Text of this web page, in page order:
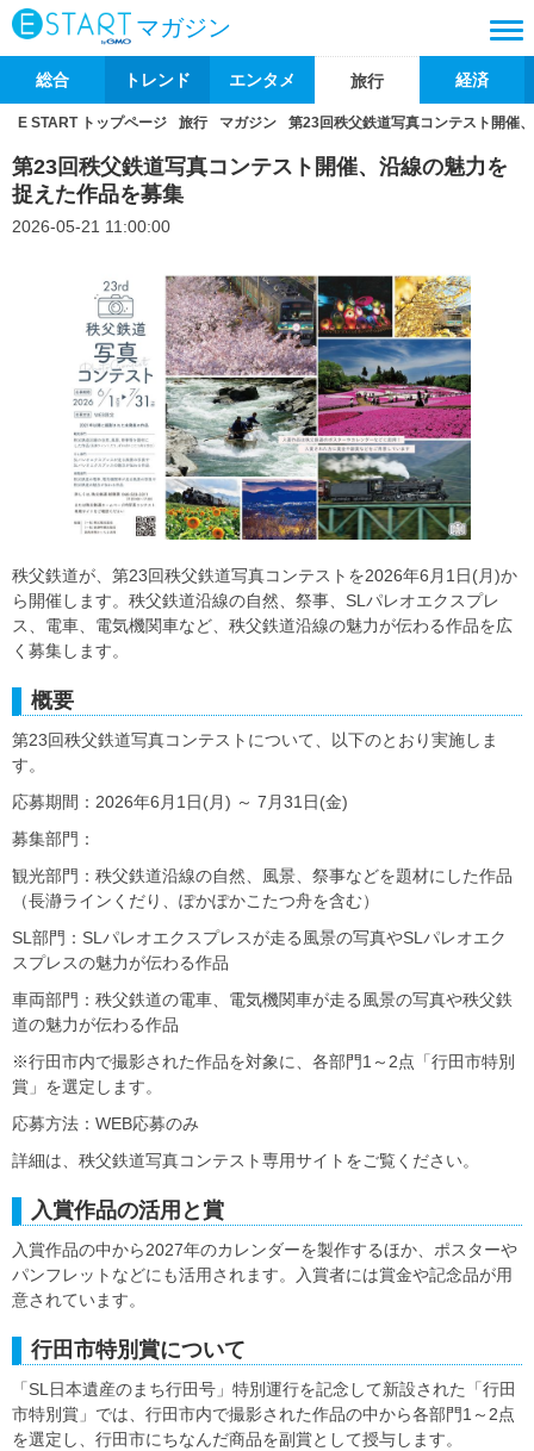
マガジン
総合 トレンド エンタメ 旅行 経済
E START トップページ 旅行 マガジン 第23回秩父鉄道写真コンテスト開催
第23回秩父鉄道写真コンテスト開催、沿線の魅力を
捉えた作品を募集
2026-05-21 11:00:00
秩父鉄道が、第23回秩父鉄道写真コンテストを2026年6月1日(月)か
ら開催します。秩父鉄道沿線の自然、祭事、SLパレオエクスプレ
ス、電車、電気機関車など、秩父鉄道沿線の魅力が伝わる作品を広
く募集します。
概要
第23回秩父鉄道写真コンテストについて、以下のとおり実施しま
す。
応募期間：2026年6月1日(月) ～ 7月31日(金)
募集部門：
観光部門：秩父鉄道沿線の自然、風景、祭事などを題材にした作品
（長瀞ラインくだり、ぽかぽかこたつ舟を含む）
SL部門：SLパレオエクスプレスが走る風景の写真やSLパレオエク
スプレスの魅力が伝わる作品
車両部門：秩父鉄道の電車、電気機関車が走る風景の写真や秩父鉄
道の魅力が伝わる作品
※行田市内で撮影された作品を対象に、各部門1～2点「行田市特別
賞」を選定します。
応募方法：WEB応募のみ
詳細は、秩父鉄道写真コンテスト専用サイトをご覧ください。
入賞作品の活用と賞
入賞作品の中から2027年のカレンダーを製作するほか、ポスターや
パンフレットなどにも活用されます。入賞者には賞金や記念品が用
意されています。
行田市特別賞について
「SL日本遺産のまち行田号」特別運行を記念して新設された「行田
市特別賞」では、行田市内で撮影された作品の中から各部門1～2点
を選定し、行田市にちなんだ商品を副賞として授与します。